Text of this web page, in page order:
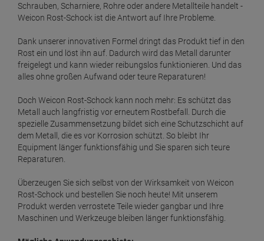
Schrauben, Scharniere, Rohre oder andere Metallteile handelt -
Weicon Rost-Schock ist die Antwort auf Ihre Probleme.
Dank unserer innovativen Formel dringt das Produkt tief in den
Rost ein und löst ihn auf. Dadurch wird das Metall darunter
freigelegt und kann wieder reibungslos funktionieren. Und das
alles ohne großen Aufwand oder teure Reparaturen!
Doch Weicon Rost-Schock kann noch mehr: Es schützt das
Metall auch langfristig vor erneutem Rostbefall. Durch die
spezielle Zusammensetzung bildet sich eine Schutzschicht auf
dem Metall, die es vor Korrosion schützt. So bleibt Ihr
Equipment länger funktionsfähig und Sie sparen sich teure
Reparaturen.
Überzeugen Sie sich selbst von der Wirksamkeit von Weicon
Rost-Schock und bestellen Sie noch heute! Mit unserem
Produkt werden verrostete Teile wieder gangbar und Ihre
Maschinen und Werkzeuge bleiben länger funktionsfähig.